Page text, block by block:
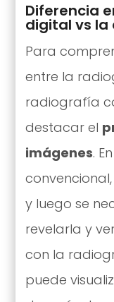
Diferencia
digital vs la
Para
entre la
radiografía
destacar el
imágenes.
y luego se
revelarla y
con la
puede